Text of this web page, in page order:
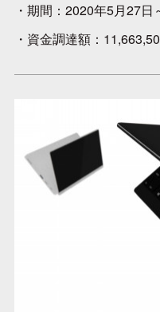
・期間：2020年5月27日
・資金調達額：